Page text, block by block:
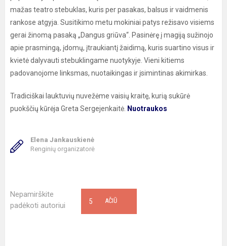
mažas teatro stebuklas, kuris per pasakas, balsus ir vaidmenis
rankose atgyja. Susitikimo metu mokiniai patys režisavo visiems
gerai žinomą pasaką „Dangus griūva“. Pasinėrę į magiją sužinojo
apie prasmingą, įdomų, įtraukiantį žaidimą, kuris suartino visus ir
kvietė dalyvauti stebuklingame nuotykyje. Vieni kitiems
padovanojome linksmas, nuotaikingas ir įsimintinas akimirkas.
Tradiciškai lauktuvių nuvežėme vaisių kraitę, kurią sukūrė
puokščių kūrėja Greta Sergejenkaitė. Nuotraukos
Elena Jankauskienė
Renginių organizatorė
Nepamirškite
padėkoti autoriui
AČIŪ
5